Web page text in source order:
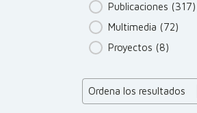
Publicaciones (317)
Multimedia (72)
Proyectos (8)
Product Order
Ordena los resultados
Product Order